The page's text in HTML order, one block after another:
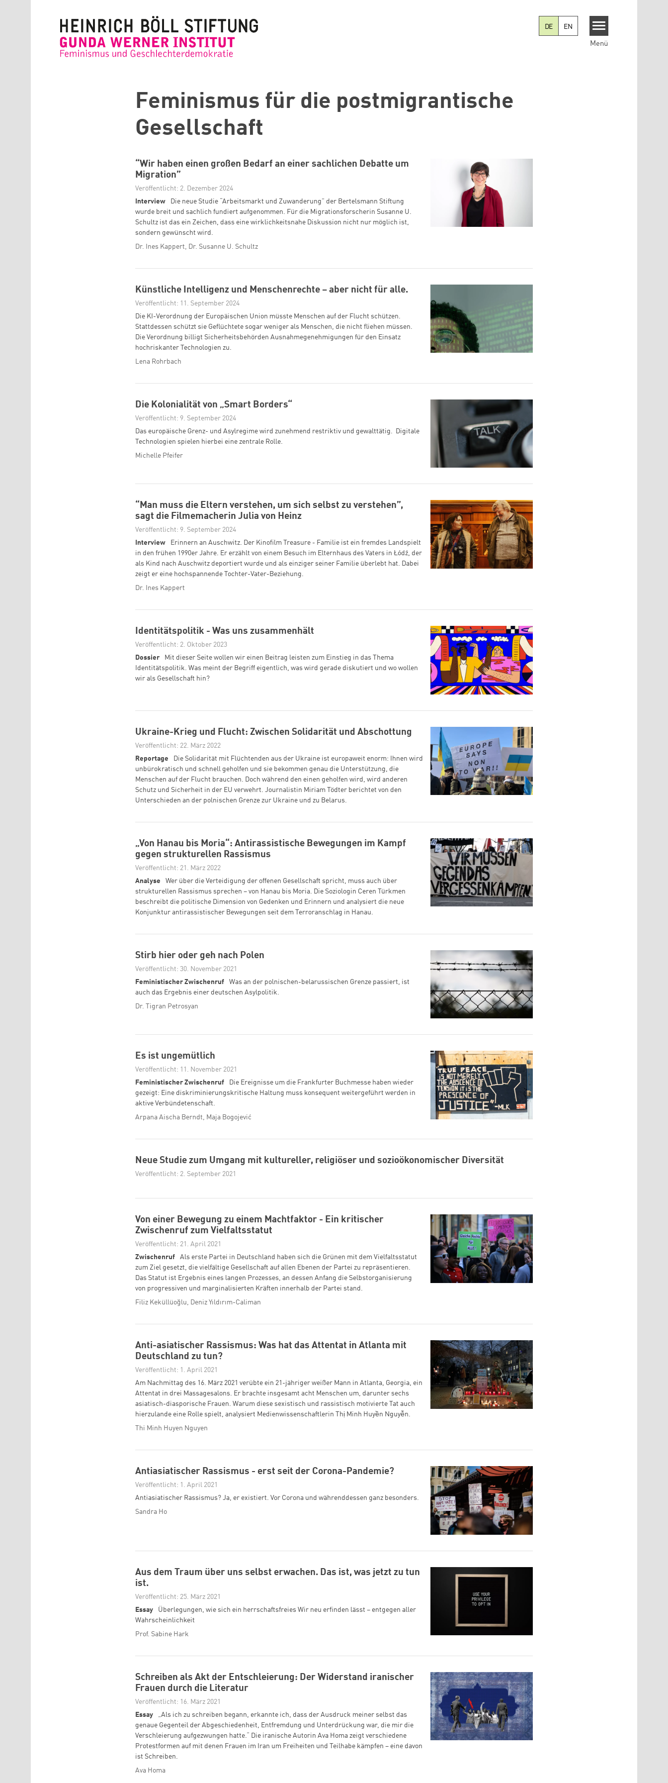
DE EN
Menü
Feminismus für die postmigrantische
Gesellschaft
“Wir haben einen großen Bedarf an einer sachlichen Debatte um
Migration”
Veröffentlicht: 2. Dezember 2024
Interview
Die neue Studie “Arbeitsmarkt und Zuwanderung” der Bertelsmann Stiftung
wurde breit und sachlich fundiert aufgenommen. Für die Migrationsforscherin Susanne U.
Schultz ist das ein Zeichen, dass eine wirklichkeitsnahe Diskussion nicht nur möglich ist,
sondern gewünscht wird.
Dr. Ines Kappert, Dr. Susanne U. Schultz
Künstliche Intelligenz und Menschenrechte – aber nicht für alle.
Veröffentlicht: 11. September 2024
Die KI-Verordnung der Europäischen Union müsste Menschen auf der Flucht schützen.
Stattdessen schützt sie Geflüchtete sogar weniger als Menschen, die nicht fliehen müssen.
Die Verordnung billigt Sicherheitsbehörden Ausnahmegenehmigungen für den Einsatz
hochriskanter Technologien zu.
Lena Rohrbach
Die Kolonialität von „Smart Borders“
Veröffentlicht: 9. September 2024
Das europäische Grenz- und Asylregime wird zunehmend restriktiv und gewalttätig. Digitale
Technologien spielen hierbei eine zentrale Rolle.
Michelle Pfeifer
“Man muss die Eltern verstehen, um sich selbst zu verstehen”,
sagt die Filmemacherin Julia von Heinz
Veröffentlicht: 9. September 2024
Interview
Erinnern an Auschwitz. Der Kinofilm Treasure - Familie ist ein fremdes Landspielt
in den frühen 1990er Jahre. Er erzählt von einem Besuch im Elternhaus des Vaters in Łódź, der
als Kind nach Auschwitz deportiert wurde und als einziger seiner Familie überlebt hat. Dabei
zeigt er eine hochspannende Tochter-Vater-Beziehung.
Dr. Ines Kappert
Identitätspolitik - Was uns zusammenhält
Veröffentlicht: 2. Oktober 2023
Dossier
Mit dieser Seite wollen wir einen Beitrag leisten zum Einstieg in das Thema
Identitätspolitik. Was meint der Begriff eigentlich, was wird gerade diskutiert und wo wollen
wir als Gesellschaft hin?
Ukraine-Krieg und Flucht: Zwischen Solidarität und Abschottung
Veröffentlicht: 22. März 2022
Reportage
Die Solidarität mit Flüchtenden aus der Ukraine ist europaweit enorm: Ihnen wird
unbürokratisch und schnell geholfen und sie bekommen genau die Unterstützung, die
Menschen auf der Flucht brauchen. Doch während den einen geholfen wird, wird anderen
Schutz und Sicherheit in der EU verwehrt. Journalistin Miriam Tödter berichtet von den
Unterschieden an der polnischen Grenze zur Ukraine und zu Belarus.
„Von Hanau bis Moria“: Antirassistische Bewegungen im Kampf
gegen strukturellen Rassismus
Veröffentlicht: 21. März 2022
Analyse
Wer über die Verteidigung der offenen Gesellschaft spricht, muss auch über
strukturellen Rassismus sprechen – von Hanau bis Moria. Die Soziologin Ceren Türkmen
beschreibt die politische Dimension von Gedenken und Erinnern und analysiert die neue
Konjunktur antirassistischer Bewegungen seit dem Terroranschlag in Hanau.
Stirb hier oder geh nach Polen
Veröffentlicht: 30. November 2021
Feministischer Zwischenruf
Was an der polnischen-belarussischen Grenze passiert, ist
auch das Ergebnis einer deutschen Asylpolitik.
Dr. Tigran Petrosyan
Es ist ungemütlich
Veröffentlicht: 11. November 2021
Feministischer Zwischenruf
Die Ereignisse um die Frankfurter Buchmesse haben wieder
gezeigt: Eine diskriminierungskritische Haltung muss konsequent weitergeführt werden in
aktive Verbündetenschaft.
Arpana Aischa Berndt, Maja Bogojević
Neue Studie zum Umgang mit kultureller, religiöser und sozioökonomischer Diversität
Veröffentlicht: 2. September 2021
Von einer Bewegung zu einem Machtfaktor - Ein kritischer
Zwischenruf zum Vielfaltsstatut
Veröffentlicht: 21. April 2021
Zwischenruf
Als erste Partei in Deutschland haben sich die Grünen mit dem Vielfaltsstatut
zum Ziel gesetzt, die vielfältige Gesellschaft auf allen Ebenen der Partei zu repräsentieren.
Das Statut ist Ergebnis eines langen Prozesses, an dessen Anfang die Selbstorganisierung
von progressiven und marginalisierten Kräften innerhalb der Partei stand.
Filiz Keküllüoğlu, Deniz Yıldırım-Caliman
Anti-asiatischer Rassismus: Was hat das Attentat in Atlanta mit
Deutschland zu tun?
Veröffentlicht: 1. April 2021
Am Nachmittag des 16. März 2021 verübte ein 21-jähriger weißer Mann in Atlanta, Georgia, ein
Attentat in drei Massagesalons. Er brachte insgesamt acht Menschen um, darunter sechs
asiatisch-diasporische Frauen. Warum diese sexistisch und rassistisch motivierte Tat auch
hierzulande eine Rolle spielt, analysiert Medienwissenschaftlerin Thị Minh Huyền Nguyễn.
Thi Minh Huyen Nguyen
Antiasiatischer Rassismus - erst seit der Corona-Pandemie?
Veröffentlicht: 1. April 2021
Antiasiatischer Rassismus? Ja, er existiert. Vor Corona und währenddessen ganz besonders.
Sandra Ho
Aus dem Traum über uns selbst erwachen. Das ist, was jetzt zu tun
ist.
Veröffentlicht: 25. März 2021
Essay
Überlegungen, wie sich ein herrschaftsfreies Wir neu erfinden lässt – entgegen aller
Wahrscheinlichkeit
Prof. Sabine Hark
Schreiben als Akt der Entschleierung: Der Widerstand iranischer
Frauen durch die Literatur
Veröffentlicht: 16. März 2021
Essay
„Als ich zu schreiben begann, erkannte ich, dass der Ausdruck meiner selbst das
genaue Gegenteil der Abgeschiedenheit, Entfremdung und Unterdrückung war, die mir die
Verschleierung aufgezwungen hatte.“ Die iranische Autorin Ava Homa zeigt verschiedene
Protestformen auf mit denen Frauen im Iran um Freiheiten und Teilhabe kämpfen – eine davon
ist Schreiben.
Ava Homa